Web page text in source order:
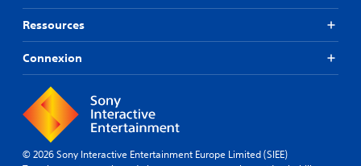
Ressources
Connexion
© 2026 Sony Interactive Entertainment Europe Limited (SIEE)